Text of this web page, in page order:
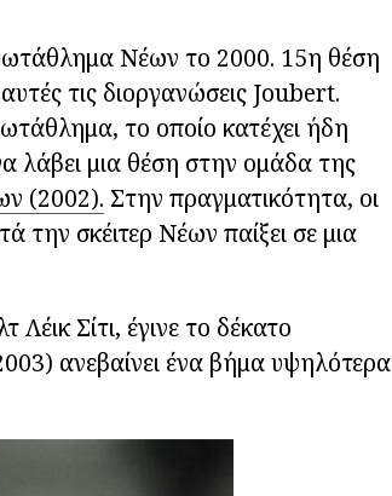
Νέων το 2000. 15η θέση
τις διοργανώσεις Joubert.
το οποίο κατέχει ήδη
λάβει μια θέση στην ομάδα της
(2002). Στην πραγματικότητα, οι
την σκέιτερ Νέων παίξει σε μια
Σίτι, έγινε το δέκατο
ανεβαίνει ένα βήμα υψηλότερα